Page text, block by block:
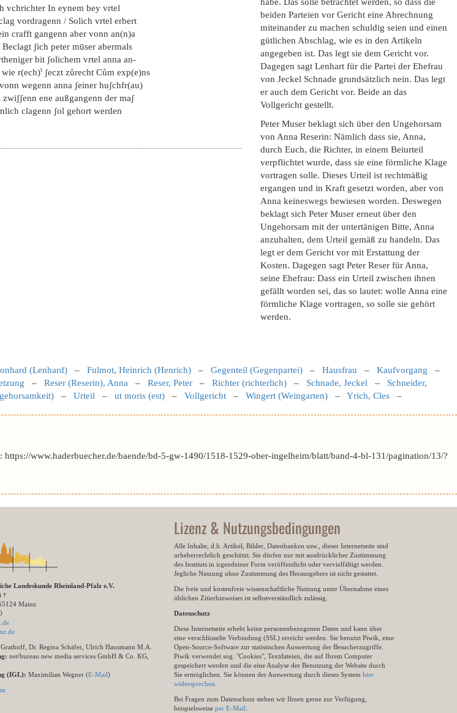
vchrichter In eynem bey vrtel
vordragenn / Solich vrtel erbert
crafft gangenn aber vonn an(n)a
ʃich peter mūser abermals
bit ʃolichem vrtel anna an-
wie r(ech)t ʃeczt zůrecht Cům exp(e)ns
wegenn anna ʃeiner huʃchfr(au)
ene außgangenn der maʃ
clagenn ʃol gehort werden
beiden Parteien vor Gericht eine Abrechnung
miteinander zu machen schuldig seien und einen
gütlichen Abschlag, wie es in den Artikeln
angegeben ist. Das legt sie dem Gericht vor.
Dagegen sagt Lenhart für die Partei der Ehefrau
von Jeckel Schnade grundsätzlich nein. Das legt
er auch dem Gericht vor. Beide an das
Vollgericht gestellt.
Peter Muser beklagt sich über den Ungehorsam
von Anna Reserin: Nämlich dass sie, Anna,
durch Euch, die Richter, in einem Beiurteil
verpflichtet wurde, dass sie eine förmliche Klage
vortragen solle. Dieses Urteil ist rechtmäßig
ergangen und in Kraft gesetzt worden, aber von
Anna keineswegs bewiesen worden. Deswegen
beklagt sich Peter Muser erneut über den
Ungehorsam mit der untertänigen Bitte, Anna
anzuhalten, dem Urteil gemäß zu handeln. Das
legt er dem Gericht vor mit Erstattung der
Kosten. Dagegen sagt Peter Reser für Anna,
seine Ehefrau: Dass ein Urteil zwischen ihnen
gefällt worden sei, das so lautet: wolle Anna eine
förmliche Klage vortragen, so solle sie gehört
werden.
(Lenhard) – Fulmot, Heinrich (Henrich) – Gegenteil (Gegenpartei) – Hausfrau – Kaufvorgang –
– Reser (Reserin), Anna – Reser, Peter – Richter (richterlich) – Schnade, Jeckel – Schneider,
– Urteil – ut moris (est) – Vollgericht – Wingert (Weingarten) – Yrich, Cles –
www.haderbuecher.de/baende/bd-5-gw-1490/1518-1529-ober-ingelheim/blatt/band-4-bl-131/pagination/13/?
Landeskunde Rheinland-Pfalz e.V.
†
Mainz
Dr. Regina Schäfer, Ulrich Hausmann M.A.
net/bureau new media services GmbH & Co. KG,
(IGL): Maximilian Wegner (E-Mail)
Lizenz & Nutzungsbedingungen
Alle Inhalte, d.h. Artikel, Bilder, Datenbanken usw., dieser Internetseite sind
urheberrechtlich geschützt. Sie dürfen nur mit ausdrücklicher Zustimmung
des Instituts in irgendeiner Form veröffentlicht oder vervielfältigt werden.
Jegliche Nutzung ohne Zustimmung des Herausgebers ist nicht gestattet.
Die freie und kostenfreie wissenschaftliche Nutzung unter Übernahme eines
üblichen Zitierhinweises ist selbstverständlich zulässig.
Datenschutz
Diese Internetseite erhebt keine personenbezogenen Daten und kann über
eine verschlüsselte Verbindung (SSL) erreicht werden. Sie benutzt Piwik, eine
Open-Source-Software zur statistischen Auswertung der Besucherzugriffe.
Piwik verwendet sog. "Cookies", Textdateien, die auf Ihrem Computer
gespeichert werden und die eine Analyse der Benutzung der Website durch
Sie ermöglichen. Sie können der Auswertung durch dieses System hier
widersprechen
Bei Fragen zum Datenschutz stehen wir Ihnen gerne zur Verfügung,
beispielsweise per E-Mail